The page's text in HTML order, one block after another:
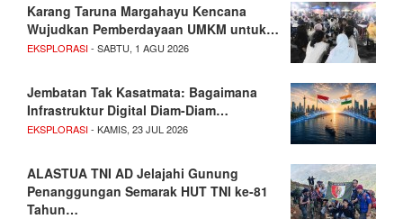
Karang Taruna Margahayu Kencana
Wujudkan Pemberdayaan UMKM untuk…
EKSPLORASI- SABTU, 1 AGU 2026
Jembatan Tak Kasatmata: Bagaimana
Infrastruktur Digital Diam-Diam…
EKSPLORASI- KAMIS, 23 JUL 2026
ALASTUA TNI AD Jelajahi Gunung
Penanggungan Semarak HUT TNI ke-81
Tahun…